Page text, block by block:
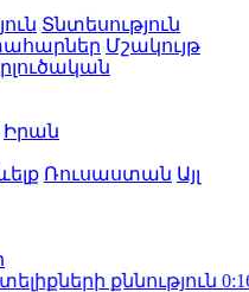
Տնտեսություն
Մշակույթ
Իրան
Ռուսաստան Այլ
քննություն0:16